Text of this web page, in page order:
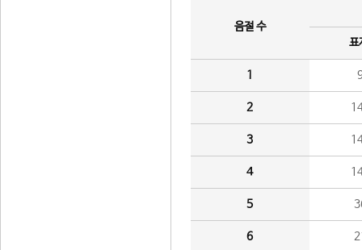
음절 수
표
1
2
3
4
5
6